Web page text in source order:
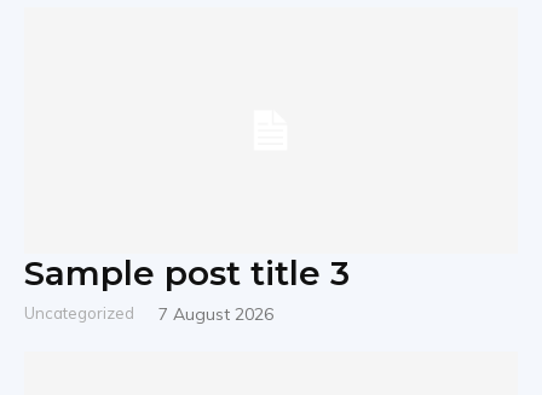
Sample post title 3
Uncategorized 7 August 2026